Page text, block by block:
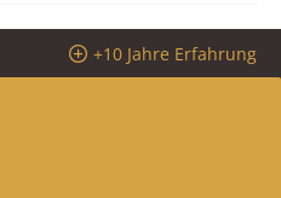
+10 Jahre Erfahrung